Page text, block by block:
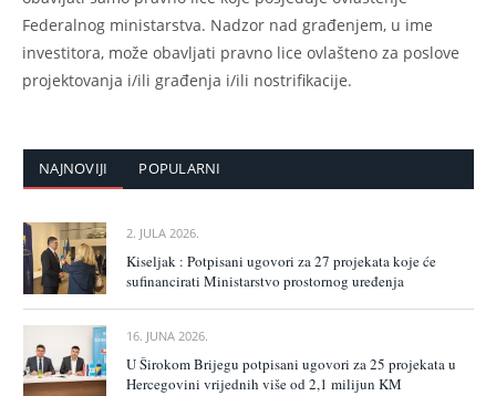
Federalnog ministarstva. Nadzor nad građenjem, u ime
investitora, može obavljati pravno lice ovlašteno za poslove
projektovanja i/ili građenja i/ili nostrifikacije.
NAJNOVIJI POPULARNI
2. JULA 2026.
Kiseljak : Potpisani ugovori za 27 projekata koje će
sufinancirati Ministarstvo prostornog uređenja
16. JUNA 2026.
U Širokom Brijegu potpisani ugovori za 25 projekata u
Hercegovini vrijednih više od 2,1 milijun KM